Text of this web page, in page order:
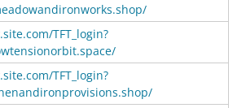
TFT_login?
TFT_login?